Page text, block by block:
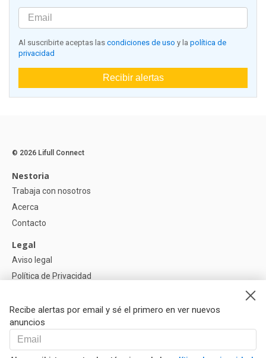
Al suscribirte aceptas las condiciones de uso y la política de
privacidad
Recibir alertas
Recibe alertas por email y sé el primero en ver nuevos
anuncios
© 2026 Lifull Connect
Nestoria
Trabaja con nosotros
Acerca
Contacto
Legal
Aviso legal
Política de Privacidad
Ayuda
Preguntas
Nuestros Partners